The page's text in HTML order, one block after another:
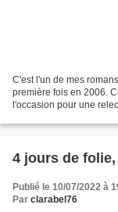
C'est l'un de mes
première fois en 2006.
l'occasion pour une
4 jours de
Publié le 10/07/2022 à
Par clarabel76